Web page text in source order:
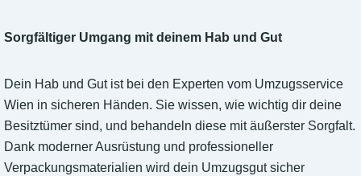
Sorgfältiger Umgang mit deinem Hab und Gut
Dein Hab und Gut ist bei den Experten vom Umzugsservice
Wien in sicheren Händen. Sie wissen, wie wichtig dir deine
Besitztümer sind, und behandeln diese mit äußerster Sorgfalt.
Dank moderner Ausrüstung und professioneller
Verpackungsmaterialien wird dein Umzugsgut sicher